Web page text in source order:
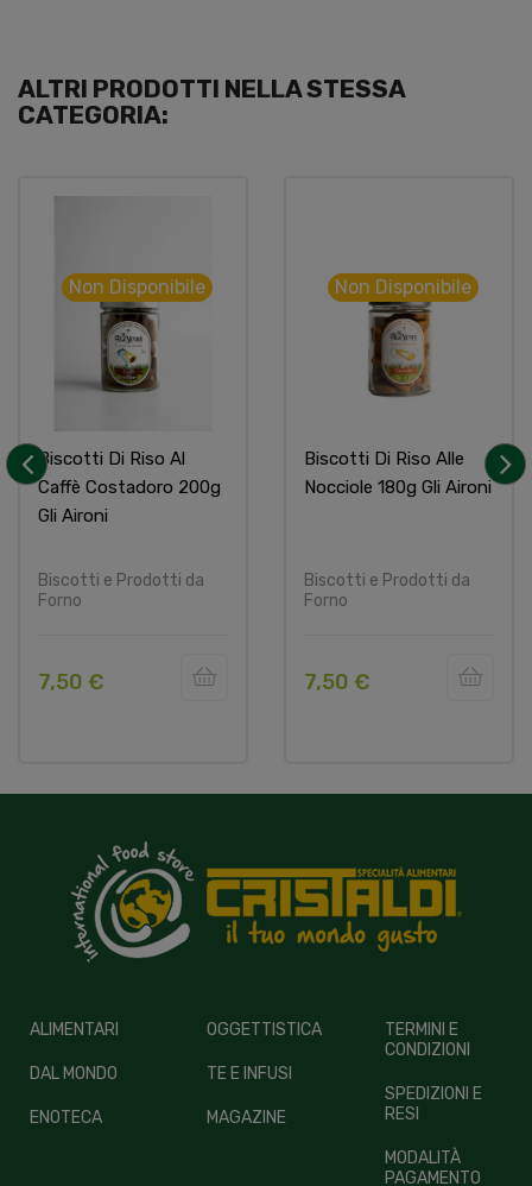
ALTRI PRODOTTI NELLA STESSA
CATEGORIA:
Biscotti Di Riso Al
Caffè Costadoro 200g
Gli Aironi
Biscotti e Prodotti da
Forno
Non Disponibile
7,50 €
Biscotti Di Riso Alle
Nocciole 180g Gli Aironi
Biscotti e Prodotti da
Forno
Non Disponibile
7,50 €
ALIMENTARI
DAL MONDO
ENOTECA
OGGETTISTICA
TE E INFUSI
MAGAZINE
TERMINI E
CONDIZIONI
SPEDIZIONI E
RESI
MODALITÀ
PAGAMENTO